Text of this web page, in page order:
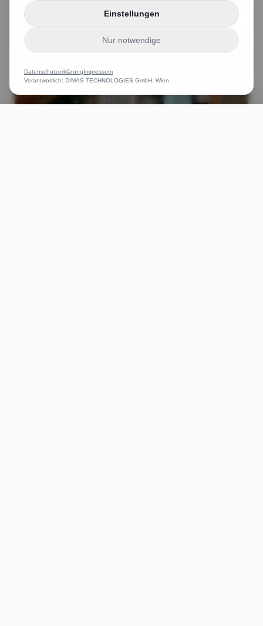
Einstellungen
Nur notwendige
DatenschutzerklärungImpressum
Verantwortlich: DIMAS TECHNOLOGIES GmbH, Wien